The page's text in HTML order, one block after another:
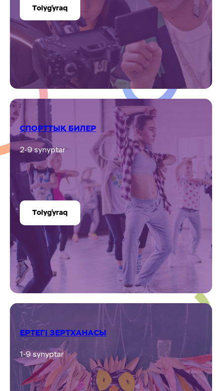
Tolyǵyraq
СПОРТТЫҚ БИЛЕР
2-9 synyptar
Tolyǵyraq
ЕРТЕГІ ЗЕРТХАНАСЫ
1-9 synyptar